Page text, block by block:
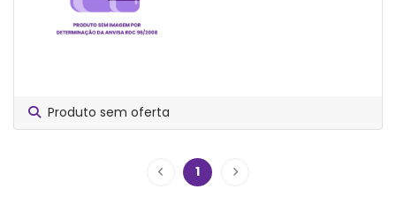
Produto sem oferta
1